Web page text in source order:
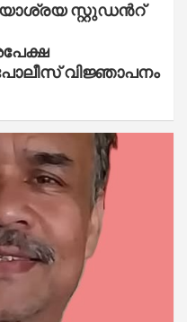
സ്റ്റുഡന്‍റ്
വിജ്ഞാപനം